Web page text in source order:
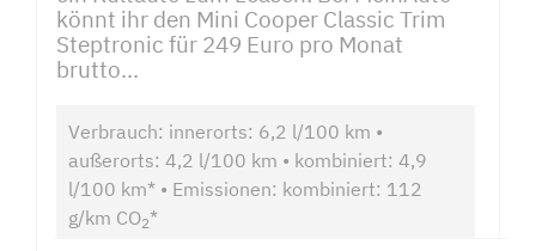
könnt ihr den Mini Cooper Classic Trim
Steptronic für 249 Euro pro Monat
brutto...
Verbrauch: innerorts: 6,2 l/100 km •
außerorts: 4,2 l/100 km • kombiniert: 4,9
l/100 km* • Emissionen: kombiniert: 112
g/km CO2*